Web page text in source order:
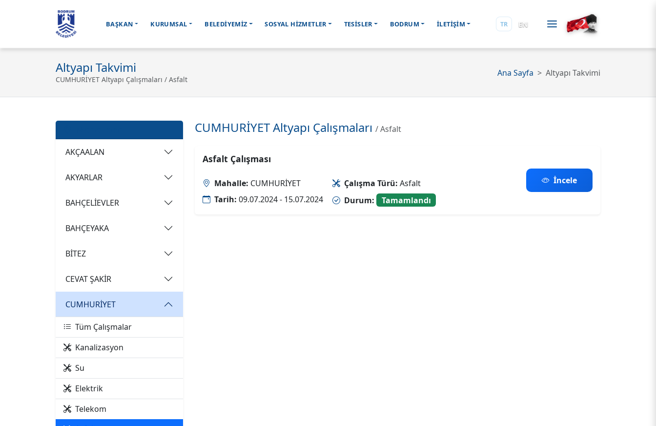
BAŞKAN KURUMSAL BELEDİYEMİZ SOSYAL HİZMETLER TESİSLER BODRUM İLETİŞİM TR EN
Altyapı Takvimi
CUMHURİYET Altyapı Çalışmaları / Asfalt
Ana Sayfa Altyapı Takvimi
AKÇAALAN
AKYARLAR
BAHÇELİEVLER
BAHÇEYAKA
BİTEZ
CEVAT ŞAKİR
CUMHURİYET
Tüm Çalışmalar
Kanalizasyon
Su
Elektrik
Telekom
CUMHURİYET Altyapı Çalışmaları / Asfalt
Asfalt Çalışması
Mahalle: CUMHURİYET Çalışma Türü: Asfalt
Tarih: 09.07.2024 - 15.07.2024 Durum: Tamamlandı
İncele